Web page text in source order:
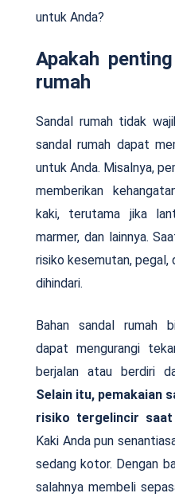
untuk Anda?
Apakah
rumah
Sandal rumah tidak
sandal rumah dapat
untuk Anda. Misalnya,
memberikan
kaki, terutama jika
marmer, dan lainnya.
risiko kesemutan, pegal,
dihindari.
Bahan sandal rumah
dapat mengurangi
berjalan atau berdiri
Selain itu, pemakaian
risiko tergelincir
Kaki Anda pun
sedang kotor. Dengan
salahnya membeli